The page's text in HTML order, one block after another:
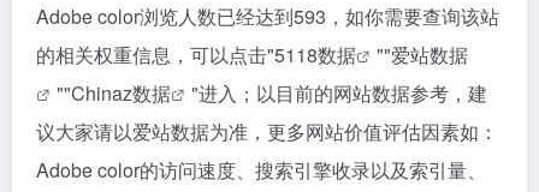
Adobe color浏览人数已经达到593，如你需要查询该站
的相关权重信息，可以点击"5118数据 ""爱站数据
""Chinaz数据
"进入；以目前的网站数据参考，建
议大家请以爱站数据为准，更多网站价值评估因素如：
Adobe color的访问速度、搜索引擎收录以及索引量、